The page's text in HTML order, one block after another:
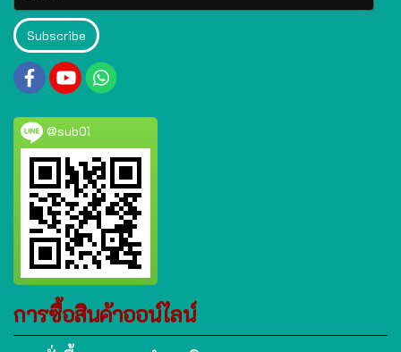
Subscribe
@sub01
การซื้อสินค้าออน์ไลน์